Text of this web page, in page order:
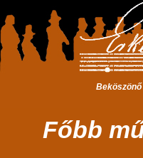
Beköszönő
Főbb